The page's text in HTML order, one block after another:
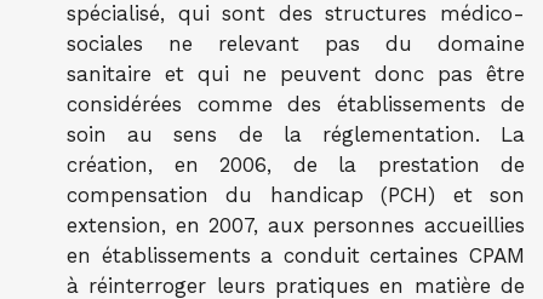
spécialisé, qui sont des structures médico-
sociales ne relevant pas du domaine
sanitaire et qui ne peuvent donc pas être
considérées comme des établissements de
soin au sens de la réglementation. La
création, en 2006, de la prestation de
compensation du handicap (PCH) et son
extension, en 2007, aux personnes accueillies
en établissements a conduit certaines CPAM
à réinterroger leurs pratiques en matière de